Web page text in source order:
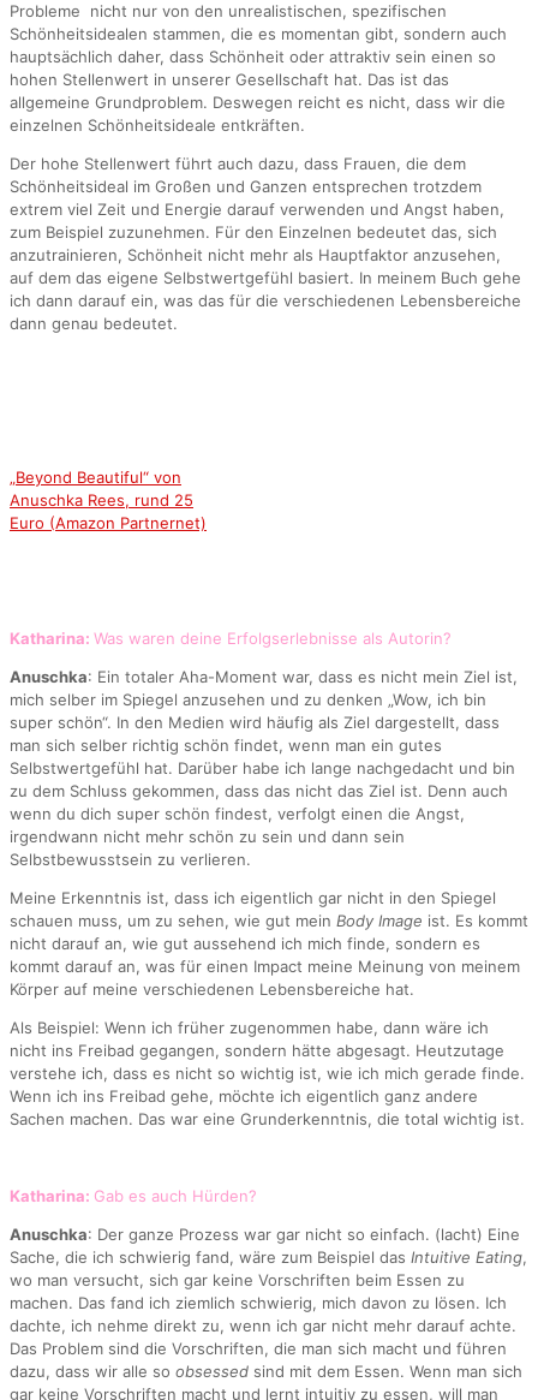
Probleme nicht nur von den unrealistischen, spezifischen
Schönheitsidealen stammen, die es momentan gibt, sondern auch
hauptsächlich daher, dass Schönheit oder attraktiv sein einen so
hohen Stellenwert in unserer Gesellschaft hat. Das ist das
allgemeine Grundproblem. Deswegen reicht es nicht, dass wir die
einzelnen Schönheitsideale entkräften.
Der hohe Stellenwert führt auch dazu, dass Frauen, die dem
Schönheitsideal im Großen und Ganzen entsprechen trotzdem
extrem viel Zeit und Energie darauf verwenden und Angst haben,
zum Beispiel zuzunehmen. Für den Einzelnen bedeutet das, sich
anzutrainieren, Schönheit nicht mehr als Hauptfaktor anzusehen,
auf dem das eigene Selbstwertgefühl basiert. In meinem Buch gehe
ich dann darauf ein, was das für die verschiedenen Lebensbereiche
dann genau bedeutet.
„Beyond Beautiful“ von
Anuschka Rees, rund 25
Euro (Amazon Partnernet)
Katharina: Was waren deine Erfolgserlebnisse als Autorin?
Anuschka: Ein totaler Aha-Moment war, dass es nicht mein Ziel ist,
mich selber im Spiegel anzusehen und zu denken „Wow, ich bin
super schön“. In den Medien wird häufig als Ziel dargestellt, dass
man sich selber richtig schön findet, wenn man ein gutes
Selbstwertgefühl hat. Darüber habe ich lange nachgedacht und bin
zu dem Schluss gekommen, dass das nicht das Ziel ist. Denn auch
wenn du dich super schön findest, verfolgt einen die Angst,
irgendwann nicht mehr schön zu sein und dann sein
Selbstbewusstsein zu verlieren.
Meine Erkenntnis ist, dass ich eigentlich gar nicht in den Spiegel
schauen muss, um zu sehen, wie gut mein Body Image ist. Es kommt
nicht darauf an, wie gut aussehend ich mich finde, sondern es
kommt darauf an, was für einen Impact meine Meinung von meinem
Körper auf meine verschiedenen Lebensbereiche hat.
Als Beispiel: Wenn ich früher zugenommen habe, dann wäre ich
nicht ins Freibad gegangen, sondern hätte abgesagt. Heutzutage
verstehe ich, dass es nicht so wichtig ist, wie ich mich gerade finde.
Wenn ich ins Freibad gehe, möchte ich eigentlich ganz andere
Sachen machen. Das war eine Grunderkenntnis, die total wichtig ist.
Katharina: Gab es auch Hürden?
Anuschka: Der ganze Prozess war gar nicht so einfach. (lacht) Eine
Sache, die ich schwierig fand, wäre zum Beispiel das Intuitive Eating,
wo man versucht, sich gar keine Vorschriften beim Essen zu
machen. Das fand ich ziemlich schwierig, mich davon zu lösen. Ich
dachte, ich nehme direkt zu, wenn ich gar nicht mehr darauf achte.
Das Problem sind die Vorschriften, die man sich macht und führen
dazu, dass wir alle so obsessed sind mit dem Essen. Wenn man sich
gar keine Vorschriften macht und lernt intuitiv zu essen, will man